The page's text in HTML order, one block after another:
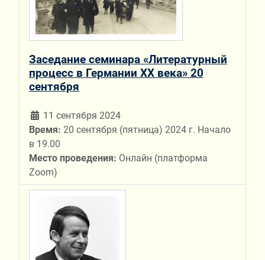
Заседание семинара «Литературный
процесс в Германии XX века» 20
сентября
11 сентября 2024
Время: 20 сентября (пятница) 2024 г. Начало
в 19.00
Место проведения: Онлайн (платформа
Zoom)